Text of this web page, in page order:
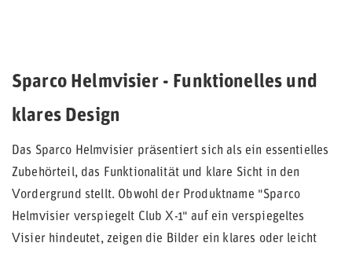
Sparco Helmvisier - Funktionelles und
klares Design
Das Sparco Helmvisier präsentiert sich als ein essentielles
Zubehörteil, das Funktionalität und klare Sicht in den
Vordergrund stellt. Obwohl der Produktname "Sparco
Helmvisier verspiegelt Club X-1" auf ein verspiegeltes
Visier hindeutet, zeigen die Bilder ein klares oder leicht